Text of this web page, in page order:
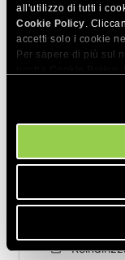
all'utilizzo di tutti i
Cookie Policy.
accetti solo i cookie
Per sapere di più sul
Consigli